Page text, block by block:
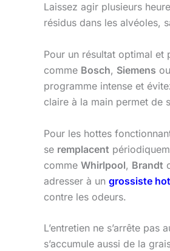
Laissez agir plusieurs
résidus dans les alvéoles,
Pour un résultat optimal et
comme Bosch, Siemens ou
programme intense et
claire à la main permet de
Pour les hottes
se remplacent
comme Whirlpool, Brandt
adresser à un grossiste
contre les odeurs.
L’entretien ne s’arrête
s’accumule aussi de la